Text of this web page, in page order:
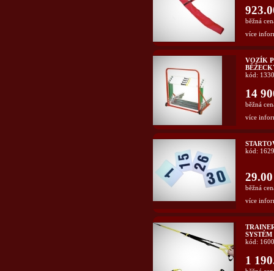
běžná
více
VOZÍK
kód:
14
běžná
více
kód:
běžná
více
SYSTÉM
kód:
1